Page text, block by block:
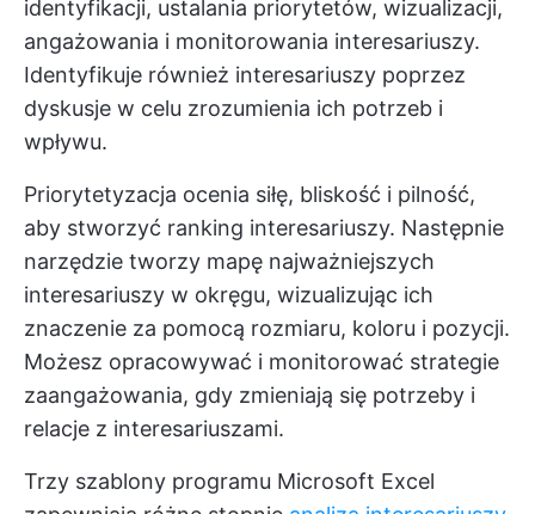
identyfikacji, ustalania priorytetów, wizualizacji,
angażowania i monitorowania interesariuszy.
Identyfikuje również interesariuszy poprzez
dyskusje w celu zrozumienia ich potrzeb i
wpływu.
Priorytetyzacja ocenia siłę, bliskość i pilność,
aby stworzyć ranking interesariuszy. Następnie
narzędzie tworzy mapę najważniejszych
interesariuszy w okręgu, wizualizując ich
znaczenie za pomocą rozmiaru, koloru i pozycji.
Możesz opracowywać i monitorować strategie
zaangażowania, gdy zmieniają się potrzeby i
relacje z interesariuszami.
Trzy szablony programu Microsoft Excel